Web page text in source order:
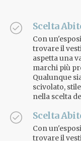
Scelta
Con
trovare il
aspetta una
marchi più
Qualunque
scivolato,
nella scelta
Scelta
Con
trovare il